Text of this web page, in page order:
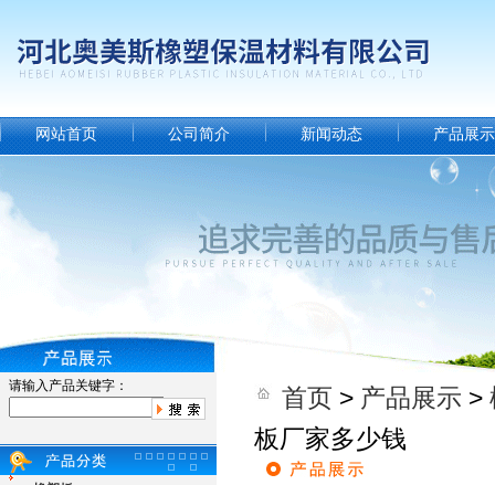
网站首页 公司简介 新闻动态 产品展示
请输入产品关键字： 首页 > 产品展示 >
板厂家多少钱